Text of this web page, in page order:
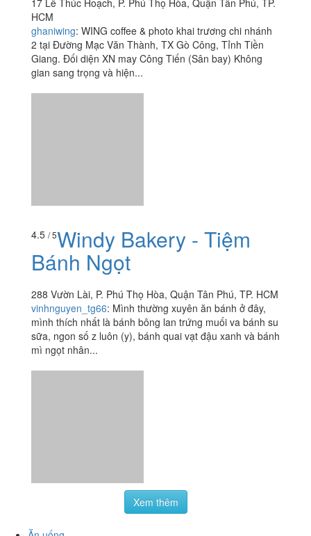
HCM
ghaniwing: WING coffee & photo khai trương chi nhánh
2 tại Đường Mạc Văn Thành, TX Gò Công, Tỉnh Tiền
Giang. Đối diện XN may Công Tiến (Sân bay) Không
gian sang trọng và hiện...
4.5 / 5Windy Bakery - Tiệm
Bánh Ngọt
288 Vườn Lài, P. Phú Thọ Hòa, Quận Tân Phú, TP. HCM
vinhnguyen_tg66: Mình thường xuyên ăn bánh ở đây,
mình thích nhất là bánh bông lan trứng muối va bánh su
sữa, ngon số z luôn (y), bánh quai vạt đậu xanh và bánh
mì ngọt nhân...
Xem thêm